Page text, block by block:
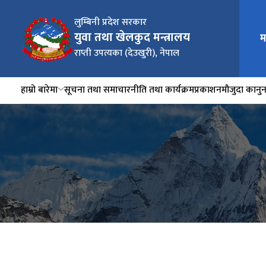
लुम्बिनी प्रदेश सरकार
युवा तथा खेलकुद मन्त्रालय
राप्ती उपत्यका (देउखुरी), नेपाल
हाम्रो बारेमा सूचना तथा समाचारनीति तथा कार्यक्रमप्रकाशनमौजुदा कानुन